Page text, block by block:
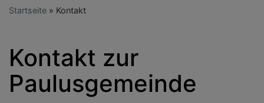
Startseite Kontakt
Kontakt zur
Paulusgemeinde